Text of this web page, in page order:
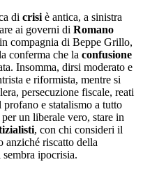
di crisi è antica, a sinistra
ai governi di Romano
in compagnia di Beppe Grillo,
conferma che la confusione
Insomma, dirsi moderato e
e riformista, mentre si
persecuzione fiscale, reati
e statalismo a tutto
un liberale vero, stare in
, con chi consideri il
anziché riscatto della
sembra ipocrisia.